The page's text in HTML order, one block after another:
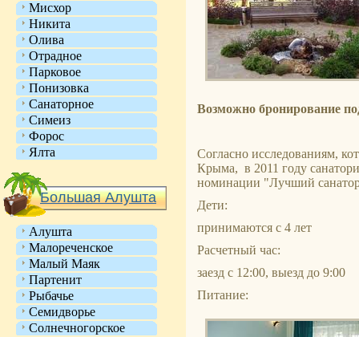
Мисхор
Никита
Олива
Отрадное
Парковое
Понизовка
Санаторное
Симеиз
Форос
Ялта
Большая Алушта
Алушта
Малореченское
Малый Маяк
Партенит
Рыбачье
Семидворье
Солнечногорское
Возможно бронирование
Согласно исследованиям,
Крыма, в 2011 году
номинации "Лучший
Дети:
принимаются с 4 лет
Расчетный час:
заезд с 12:00, выезд до 9:00
Питание: